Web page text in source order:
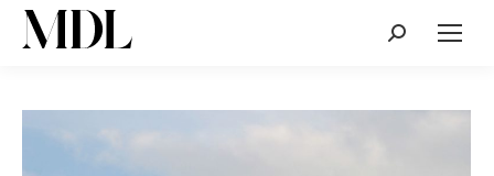
Cerca: